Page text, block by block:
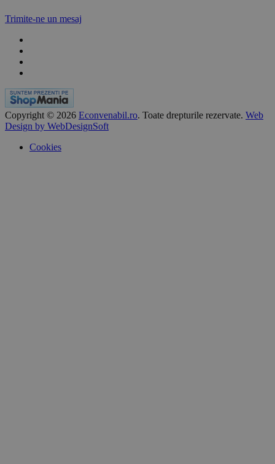
Trimite-ne un mesaj
Copyright © 2026 Econvenabil.ro. Toate drepturile rezervate. Web
Design by WebDesignSoft
Cookies